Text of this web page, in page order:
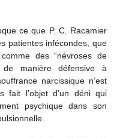
ce que P. C. Racamier
patientes infécondes, que
des “névroses de
de manière défensive à
narcissique n’est
fait l’objet d’un déni qui
psychique dans son